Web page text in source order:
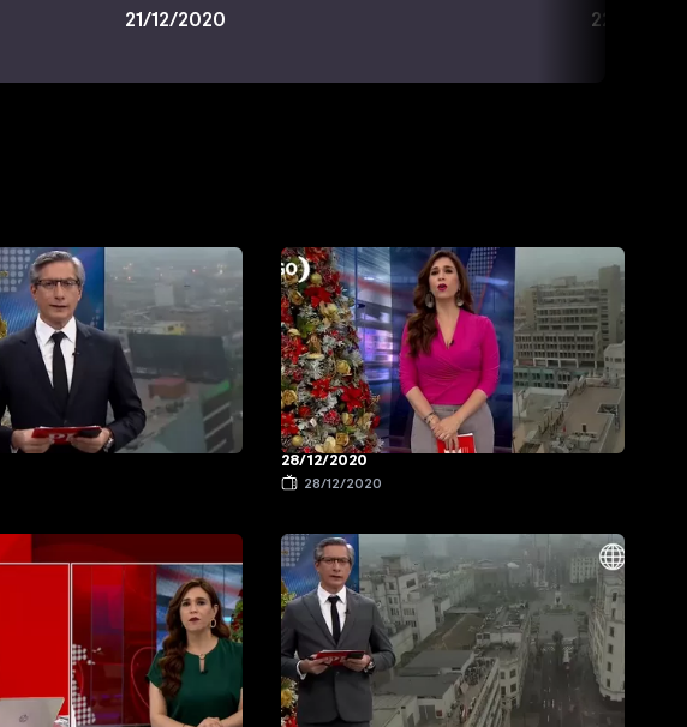
21/12/2020 22/12/
28/12/2020
28/12/2020